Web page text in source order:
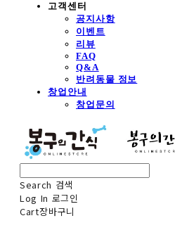
고객센터
공지사항
이벤트
리뷰
FAQ
Q&A
반려동물 정보
창업안내
창업문의
Search 검색
Log In 로그인
Cart장바구니